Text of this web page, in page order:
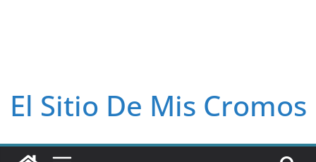
El Sitio De Mis Cromos